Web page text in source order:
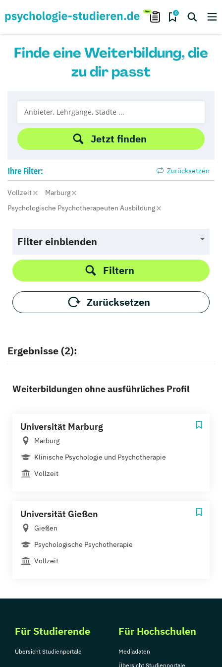
0
Finde eine Weiterbildung, die
zu dir passt
Jetzt finden
Ihre Filter: Zurücksetzen
Vollzeit
Marburg
Psychologische Psychotherapeuten Ausbildung
Filter einblenden
Filtern
Zurücksetzen
Ergebnisse (2):
Weiterbildungen ohne ausführliches Profil
Universität Marburg
Marburg
Klinische Psychologie und Psychotherapie
Vollzeit
Universität Gießen
Gießen
Psychologische Psychotherapie
Vollzeit
Für Studierende
Übersicht Studienportale
Für Hochschulen
Mediadaten
Übersicht Studienportale